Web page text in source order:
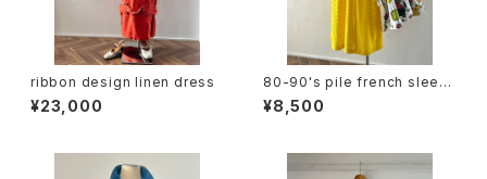
ribbon design linen dress
¥23,000
80-90's pile french sleev
e dress
¥8,500